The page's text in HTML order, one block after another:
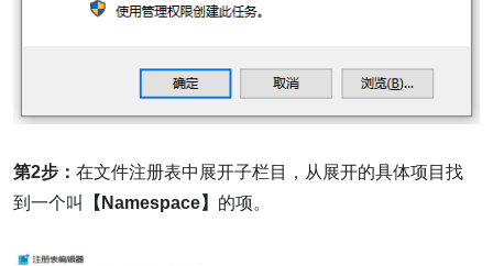
第2步： 在文件注册表中展开子栏目，从展开的具体项目找
到一个叫
【Namespace】 的项。